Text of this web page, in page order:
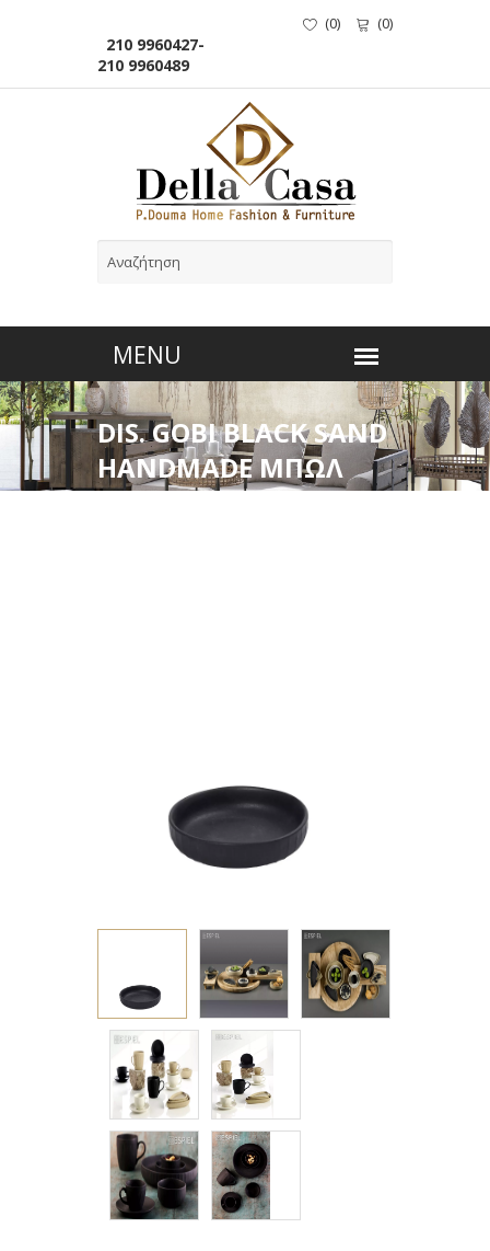
210 9960427-
210 9960489
(0) (0)
DIS. GOBI BLACK SAND
HANDMADE ΜΠΩΛ
ΡΗΧΟ ΣΤΡΟΓΓ. ΜΑΥΡΟ